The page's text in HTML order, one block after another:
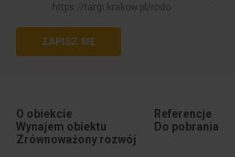
https://targi.krakow.pl/rodo
ZAPISZ SIĘ
O obiekcie
Referencje
Wynajem obiektu
Do pobrania
Zrównoważony rozwój